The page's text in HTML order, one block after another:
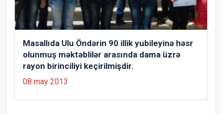
Masallıda Ulu Öndərin 90 illik yubileyinə həsr
olunmuş məktəblilər arasında dama üzrə
rayon birinciliyi keçirilmişdir.
08 may 2013